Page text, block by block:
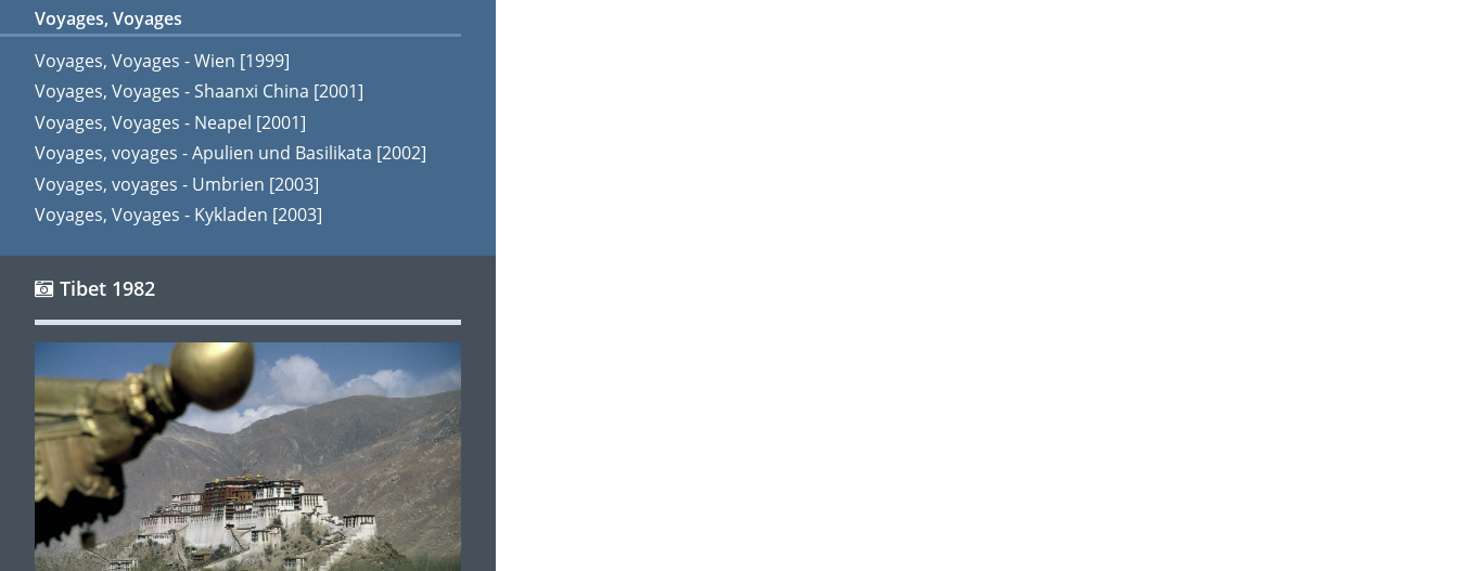
Voyages, Voyages
Voyages, Voyages - Wien [1999]
Voyages, Voyages - Shaanxi China [2001]
Voyages, Voyages - Neapel [2001]
Voyages, voyages - Apulien und Basilikata [2002]
Voyages, voyages - Umbrien [2003]
Voyages, Voyages - Kykladen [2003]
Tibet 1982